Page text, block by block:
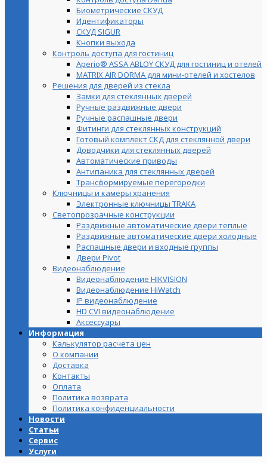
Биометрические СКУД
Идентификаторы
СКУД SIGUR
Кнопки выхода
Контроль доступа для гостиниц
Aperio® ASSA ABLOY СКУД для гостиниц и отелей
MATRIX AIR DORMA для мини-отелей и хостелов
Решения для дверей из стекла
Замки для стеклянных дверей
Ручные раздвижные двери
Ручные распашные двери
Фитинги для стеклянных конструкций
Готовый комплект СКД для стеклянной двери
Доводчики для стеклянных дверей
Автоматические приводы
Антипаника для стеклянных дверей
Трансформируемые перегородки
Ключницы и камеры хранения
Электронные ключницы TRAKA
Светопрозрачные конструкции
Раздвижные автоматические двери теплые
Раздвижные автоматические двери холодные
Распашные двери и входные группы
Двери Pivot
Видеонаблюдение
Видеонаблюдение HIKVISION
Видеонаблюдение HiWatch
IP видеонаблюдение
HD CVI видеонаблюдение
Аксессуары
Информация
Калькулятор расчета цен
О компании
Доставка
Контакты
Оплата
Политика возврата
Политика конфиденциальности
Новости
Статьи
Сервис
Услуги